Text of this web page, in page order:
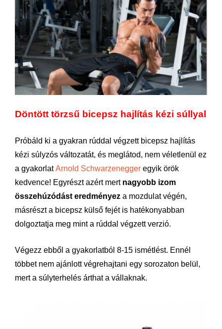
Döntött törzsű bicepsz hajlítás kézi súllyal
Próbáld ki a gyakran rúddal végzett bicepsz hajlítás
kézi súlyzós változatát, és meglátod, nem véletlenül ez
a gyakorlatArnold Schwarzenegger egyik örök
kedvence! Egyrészt azért mert nagyobb izom
összehúzódást eredményez a mozdulat végén,
másrészt a bicepsz külső fejét is hatékonyabban
dolgoztatja meg mint a rúddal végzett verzió.
Végezz ebből a gyakorlatból 8-15 ismétlést. Ennél
többet nem ajánlott végrehajtani egy sorozaton belül,
mert a súlyterhelés árthat a vállaknak.